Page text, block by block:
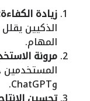
زيادة
الذكيين
المهام.
مرونة
وChatGPT.